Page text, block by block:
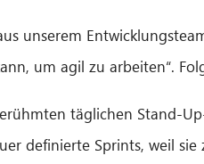
unserem
um agil zu arbeiten“.
täglichen Stand-
definierte Sprints, weil